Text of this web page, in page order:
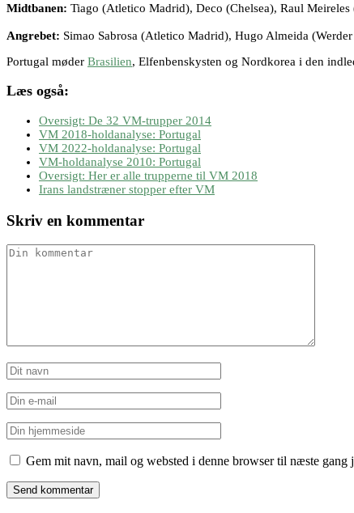
Midtbanen: Tiago (Atletico Madrid), Deco (Chelsea), Raul
Angrebet: Simao Sabrosa (Atletico Madrid), Hugo Almeida
Portugal møder Brasilien, Elfenbenskysten og Nordkorea i den
Læs også:
Oversigt: De 32 VM-trupper 2014
VM 2018-holdanalyse: Portugal
VM 2022-holdanalyse: Portugal
VM-holdanalyse 2010: Portugal
Oversigt: Her er alle trupperne til VM 2018
Irans landstræner stopper efter VM
Skriv en kommentar
Gem mit navn, mail og websted i denne browser til næste gang